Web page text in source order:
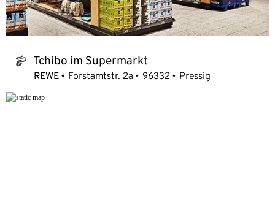
tchibo_logo Tchibo im Supermarkt
REWE Forstamtstr. 2a 96332 Pressig